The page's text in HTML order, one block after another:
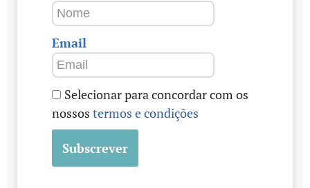
+351 936 830 728
reiki@olharpositivo.com
visaotarot@gmail.com
Email
Selecionar para concordar com os
nossos termos e condições